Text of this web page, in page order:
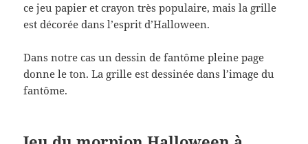
ce jeu papier et crayon très populaire, mais la grille
est décorée dans l’esprit d’Halloween.
Dans notre cas un dessin de fantôme pleine page
donne le ton. La grille est dessinée dans l’image du
fantôme.